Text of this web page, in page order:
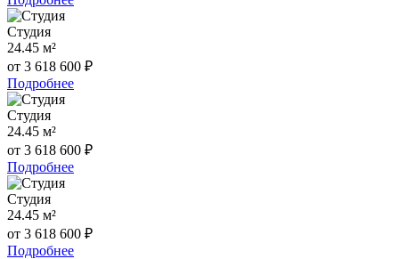
Студия
24.45 м²
от 3 618 600 ₽
Подробнее
Студия
24.45 м²
от 3 618 600 ₽
Подробнее
Студия
24.45 м²
от 3 618 600 ₽
Подробнее